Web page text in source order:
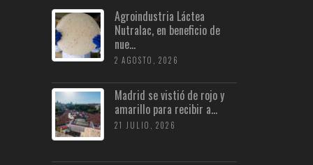
Agroindustria Láctea
Nutralac, en beneficio de
nue...
2 AGOSTO, 2026
Madrid se vistió de rojo y
amarillo para recibir a...
21 JULIO, 2026